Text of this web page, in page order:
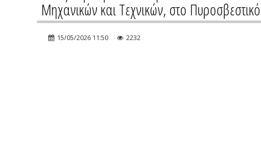
Μηχανικών και Τεχνικών, στο
15/05/2026 11:50 2232